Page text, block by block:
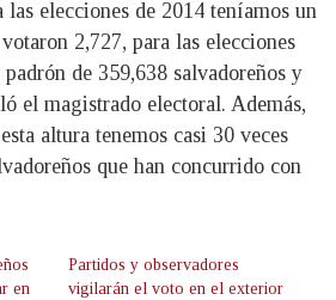
las elecciones de 2014 teníamos un
2,727, para las elecciones
de 359,638 salvadoreños y
el magistrado electoral. Además,
altura tenemos casi 30 veces
que han concurrido con
en
Partidos y observadores
vigilarán el voto en el exterior